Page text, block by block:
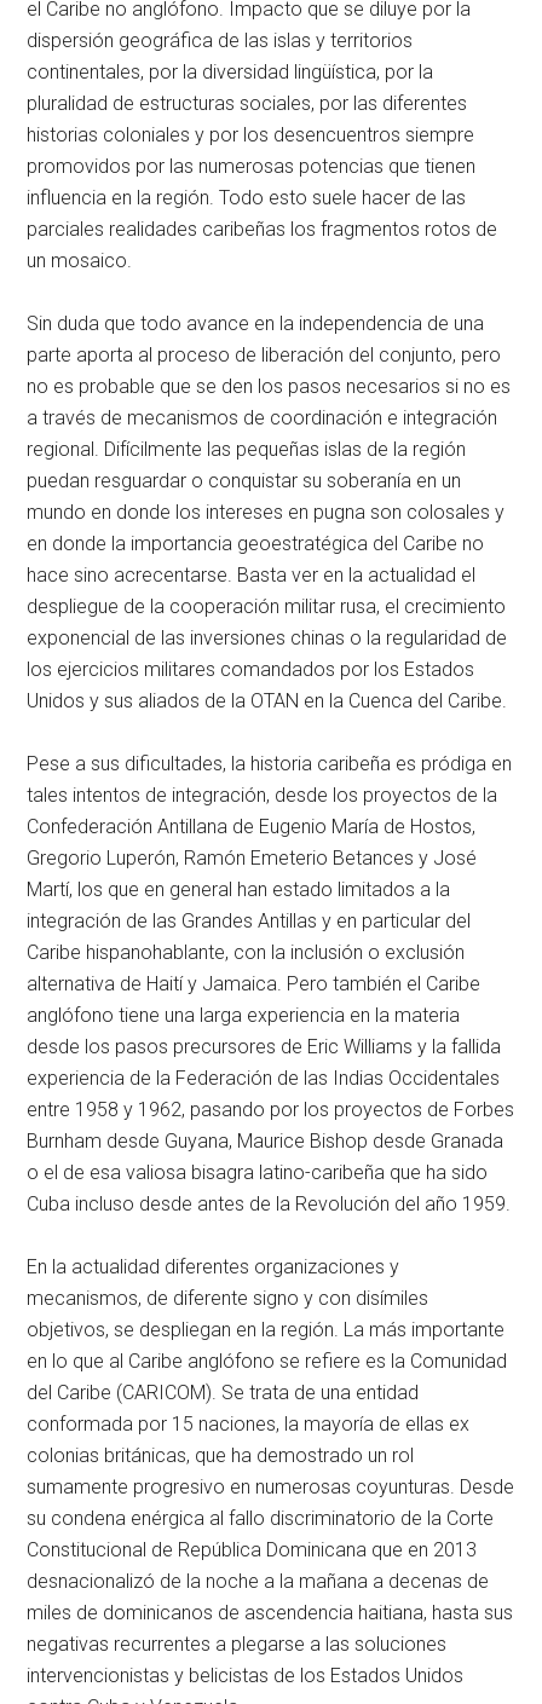
el Caribe no anglófono. Impacto que se diluye por la
dispersión geográfica de las islas y territorios
continentales, por la diversidad lingüística, por la
pluralidad de estructuras sociales, por las diferentes
historias coloniales y por los desencuentros siempre
promovidos por las numerosas potencias que tienen
influencia en la región. Todo esto suele hacer de las
parciales realidades caribeñas los fragmentos rotos de
un mosaico.
Sin duda que todo avance en la independencia de una
parte aporta al proceso de liberación del conjunto, pero
no es probable que se den los pasos necesarios si no es
a través de mecanismos de coordinación e integración
regional. Difícilmente las pequeñas islas de la región
puedan resguardar o conquistar su soberanía en un
mundo en donde los intereses en pugna son colosales y
en donde la importancia geoestratégica del Caribe no
hace sino acrecentarse. Basta ver en la actualidad el
despliegue de la cooperación militar rusa, el crecimiento
exponencial de las inversiones chinas o la regularidad de
los ejercicios militares comandados por los Estados
Unidos y sus aliados de la OTAN en la Cuenca del Caribe.
Pese a sus dificultades, la historia caribeña es pródiga en
tales intentos de integración, desde los proyectos de la
Confederación Antillana de Eugenio María de Hostos,
Gregorio Luperón, Ramón Emeterio Betances y José
Martí, los que en general han estado limitados a la
integración de las Grandes Antillas y en particular del
Caribe hispanohablante, con la inclusión o exclusión
alternativa de Haití y Jamaica. Pero también el Caribe
anglófono tiene una larga experiencia en la materia
desde los pasos precursores de Eric Williams y la fallida
experiencia de la Federación de las Indias Occidentales
entre 1958 y 1962, pasando por los proyectos de Forbes
Burnham desde Guyana, Maurice Bishop desde Granada
o el de esa valiosa bisagra latino-caribeña que ha sido
Cuba incluso desde antes de la Revolución del año 1959.
En la actualidad diferentes organizaciones y
mecanismos, de diferente signo y con disímiles
objetivos, se despliegan en la región. La más importante
en lo que al Caribe anglófono se refiere es la Comunidad
del Caribe (CARICOM). Se trata de una entidad
conformada por 15 naciones, la mayoría de ellas ex
colonias británicas, que ha demostrado un rol
sumamente progresivo en numerosas coyunturas. Desde
su condena enérgica al fallo discriminatorio de la Corte
Constitucional de República Dominicana que en 2013
desnacionalizó de la noche a la mañana a decenas de
miles de dominicanos de ascendencia haitiana, hasta sus
negativas recurrentes a plegarse a las soluciones
intervencionistas y belicistas de los Estados Unidos